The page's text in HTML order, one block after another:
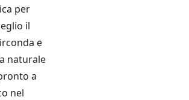
per
il
e
naturale
a
nel